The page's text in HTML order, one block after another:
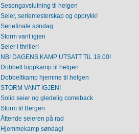
Sesongavslutning til helgen
Seier, seriemesterskap og opprykk!
Seriefinale søndag
Storm vant igjen
Seier i thriller!
NB! DAGENS KAMP UTSATT TIL 18.00!
Dobbelt toppkamp til helgen
Dobbeltkamp hjemme til helgen
STORM VANT IGJEN!
Solid seier og gledelig comeback
Storm til Bergen
Åttende seieren på rad
Hjemmekamp søndag!